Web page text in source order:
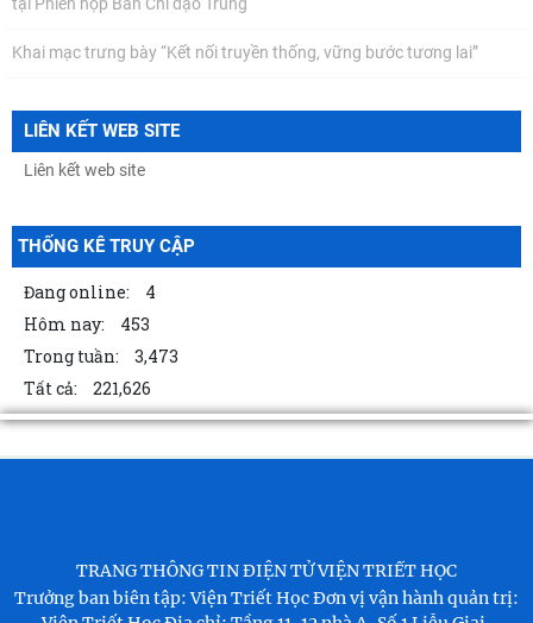
LIÊN KẾT WEB SITE
THỐNG KÊ TRUY CẬP
Đang online:
4
Hôm nay:
453
Trong tuần:
3,473
Tất cả:
221,626
TRANG THÔNG TIN ĐIỆN TỬ VIỆN TRIẾT HỌC
Trưởng ban biên tập: Viện Triết HọcĐơn vị vận hành quản trị: